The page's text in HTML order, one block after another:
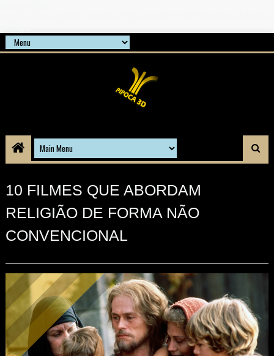
10 FILMES QUE ABORDAM
RELIGIÃO DE FORMA NÃO
CONVENCIONAL